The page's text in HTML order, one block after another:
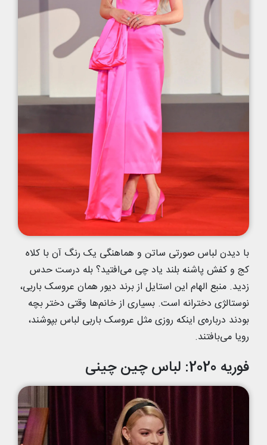
با دیدن لباس صورتی ساتن و هماهنگی یک رنگ آن با کلاه
کج و کفش پاشنه بلند یاد چی می‌افتید؟ بله درست حدس
زدید. منبع الهام این استایل از برند دیور همان عروسک باربی،
نوستالژی دخترانه است. بسیاری از خانم‌ها وقتی دختر بچه
بودند درباره‌ی اینکه روزی مثل عروسک باربی لباس بپوشند،
رویا می‌بافتند.
فوریه 2020: لباس چین چینی